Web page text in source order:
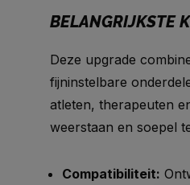
BELANGRIJKSTE
Deze upgrade
fijninstelbare
atleten, therapeuten
weerstaan en soepel
Compatibiliteit: